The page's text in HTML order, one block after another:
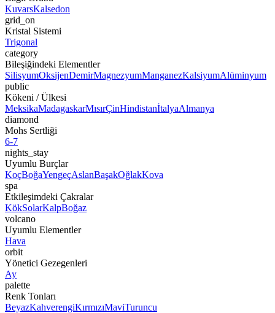
KuvarsKalsedon
grid_on
Kristal Sistemi
Trigonal
category
Bileşiğindeki Elementler
SilisyumOksijenDemirMagnezyumManganezKalsiyumAlüminyum
public
Kökeni / Ülkesi
MeksikaMadagaskarMısırÇinHindistanİtalyaAlmanya
diamond
Mohs Sertliği
6-7
nights_stay
Uyumlu Burçlar
KoçBoğaYengeçAslanBaşakOğlakKova
spa
Etkileşimdeki Çakralar
KökSolarKalpBoğaz
volcano
Uyumlu Elementler
Hava
orbit
Yönetici Gezegenleri
Ay
palette
Renk Tonları
BeyazKahverengiKırmızıMaviTuruncu